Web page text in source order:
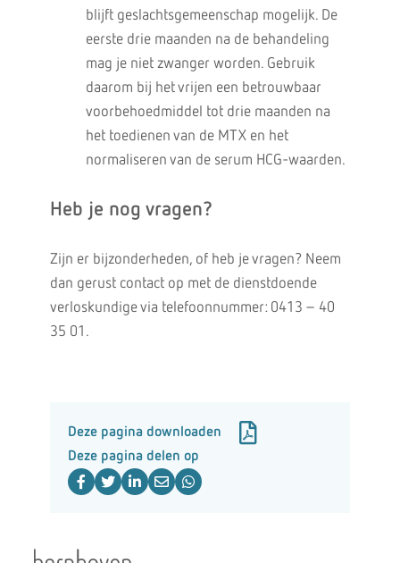
blijft geslachtsgemeenschap mogelijk. De
eerste drie maanden na de behandeling
mag je niet zwanger worden. Gebruik
daarom bij het vrijen een betrouwbaar
voorbehoedmiddel tot drie maanden na
het toedienen van de MTX en het
normaliseren van de serum HCG-waarden.
Heb je nog vragen?
Zijn er bijzonderheden, of heb je vragen? Neem
dan gerust contact op met de dienstdoende
verloskundige via telefoonnummer: 0413 – 40
35 01.
Deze pagina downloaden
Deze pagina delen op